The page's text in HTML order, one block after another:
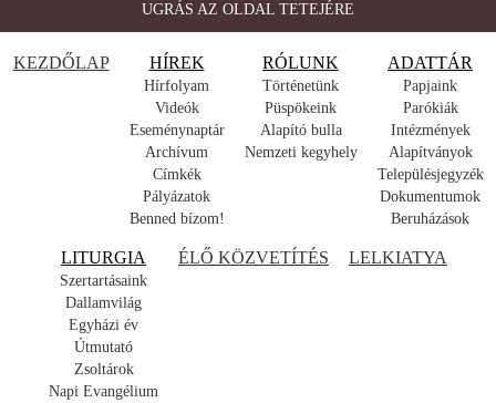
UGRÁS AZ OLDAL TETEJÉRE
KEZDŐLAP HÍREK
Hírfolyam
Videók
Eseménynaptár
Archívum
Címkék
Pályázatok
Benned bízom!
RÓLUNK
Történetünk
Püspökeink
Alapító bulla
Nemzeti kegyhely
ADATTÁR
Papjaink
Parókiák
Intézmények
Alapítványok
Településjegyzék
Dokumentumok
Beruházások
LITURGIA
Szertartásaink
Dallamvilág
Egyházi év
Útmutató
Zsoltárok
Napi Evangélium
ÉLŐ KÖZVETÍTÉS LELKIATYA